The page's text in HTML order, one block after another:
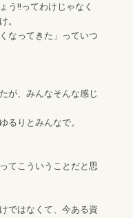
う!!ってわけじゃなく
。
なってきた」っていつ
が、みんなそんな感じ
るりとみんなで。
てこういうことだと思
ではなくて、今ある資